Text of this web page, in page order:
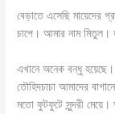
বেড়াতে এসেছি মায়েদের
চাপে। আমার নাম মিতুল।
এখানে অনেক বন্ধু
তৌহিদচাচা আমাদের
মতো ফুটফুটে সুন্দরী